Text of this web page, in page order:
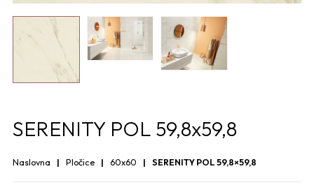
SERENITY POL 59,8x59,8
Naslovna Pločice 60x60 SERENITY POL 59,8×59,8